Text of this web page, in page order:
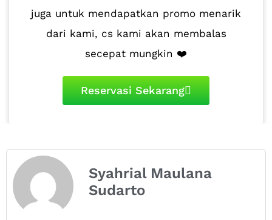
juga untuk mendapatkan promo menarik
dari kami, cs kami akan membalas
secepat mungkin ❤️
Reservasi Sekarang
Syahrial Maulana
Sudarto